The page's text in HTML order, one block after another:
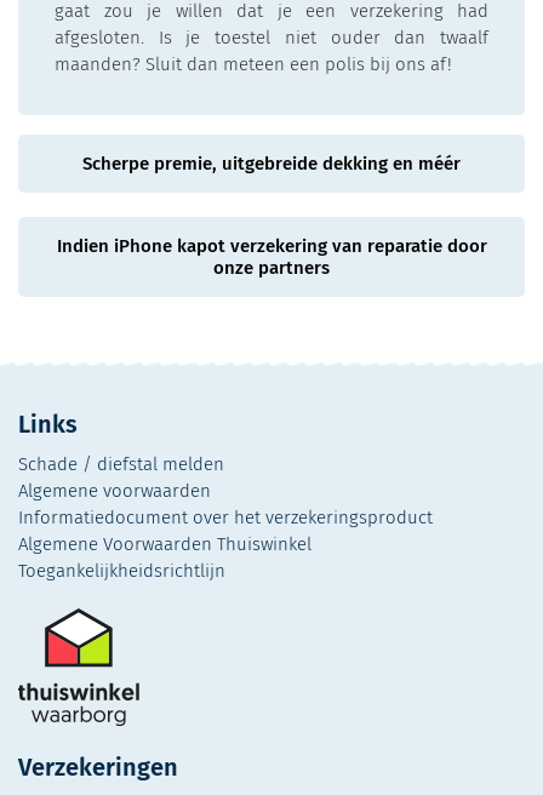
gaat zou je willen dat je een verzekering had
afgesloten. Is je toestel niet ouder dan twaalf
maanden? Sluit dan meteen een polis bij ons af!
Scherpe premie, uitgebreide dekking en méér
Indien iPhone kapot verzekering van reparatie door
onze partners
Links
Schade / diefstal melden
Algemene voorwaarden
Informatiedocument over het verzekeringsproduct
Algemene Voorwaarden Thuiswinkel
Toegankelijkheidsrichtlijn
Verzekeringen